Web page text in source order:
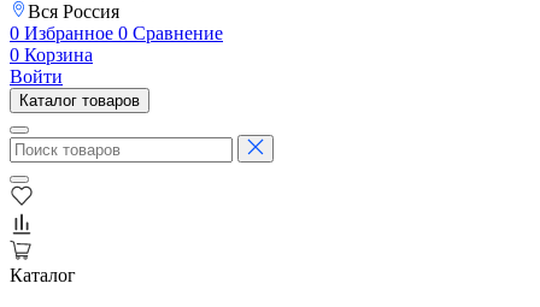
Вся Россия
0 Избранное 0 Сравнение
0 Корзина
Войти
Каталог товаров
Каталог